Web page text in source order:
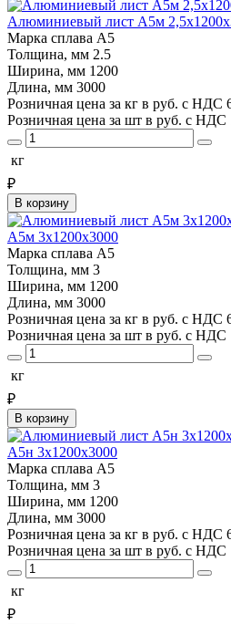
Алюминиевый лист А5м
Марка сплава А5
Толщина, мм 2.5
Ширина, мм 1200
Длина, мм 3000
Розничная цена за кг в руб. с НДС
Розничная цена за шт в руб. с НДС
кг
₽
В корзину
А5м 3х1200х3000
Марка сплава А5
Толщина, мм 3
Ширина, мм 1200
Длина, мм 3000
Розничная цена за кг в руб. с НДС
Розничная цена за шт в руб. с НДС
кг
₽
В корзину
А5н 3х1200х3000
Марка сплава А5
Толщина, мм 3
Ширина, мм 1200
Длина, мм 3000
Розничная цена за кг в руб. с НДС
Розничная цена за шт в руб. с НДС
кг
₽